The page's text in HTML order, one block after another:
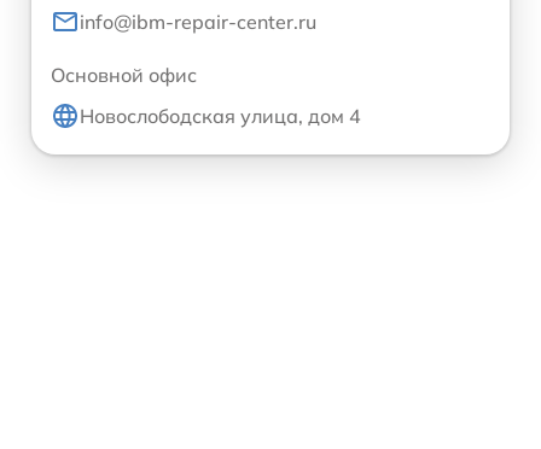
info@ibm-repair-center.ru
Основной офис
Новослободская улица, дом 4